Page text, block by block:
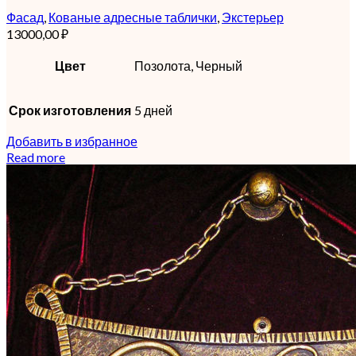
Фасад Кованые адресные таблички Экстерьер
13000,00₽
Цвет Позолота, Черный
Срок изготовления 5 дней
Добавить в избранное
Read more